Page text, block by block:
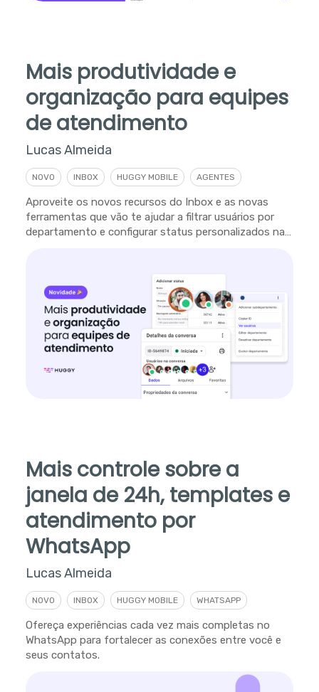
Mais produtividade e
organização para equipes
de atendimento
Lucas Almeida
NOVO INBOX HUGGY MOBILE AGENTES
Aproveite os novos recursos do Inbox e as novas
ferramentas que vão te ajudar a filtrar usuários por
departamento e configurar status personalizados na
Mais controle sobre a
janela de 24h, templates e
atendimento por
WhatsApp
Lucas Almeida
NOVO INBOX HUGGY MOBILE WHATSAPP
Ofereça experiências cada vez mais completas no
WhatsApp para fortalecer as conexões entre você e
seus contatos.